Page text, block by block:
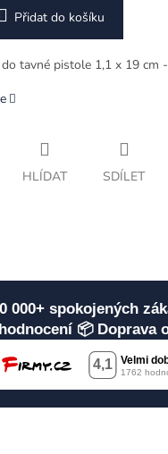
Přidat do košíku
tavné pistole 1,1 x 19 cm
HLÍDAT SDÍLET
000+ spokojených
hodnocení 📦 Doprava